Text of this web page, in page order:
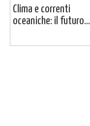
Clima e correnti
oceaniche: il futuro...